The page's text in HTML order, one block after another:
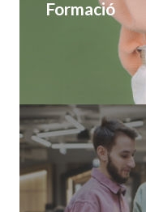
Formació